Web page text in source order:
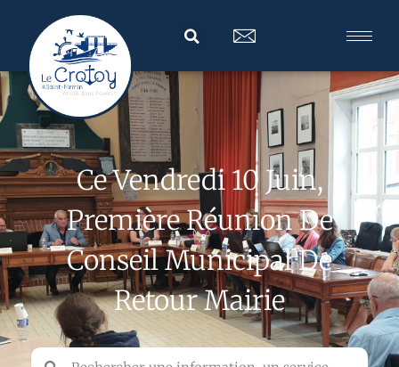
Ce Vendredi 10 Juin,
Première Réunion De
Conseil Municipal De
Retour Mairie